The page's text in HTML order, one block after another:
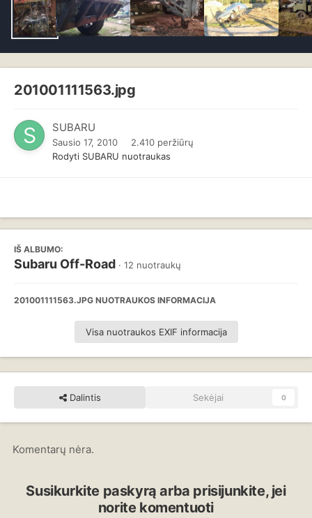
201001111563.jpg
SUBARU
Sausio 17, 2010
2.410 peržiūrų
Rodyti SUBARU nuotraukas
IŠ ALBUMO:
Subaru Off-Road · 12 nuotraukų
201001111563.JPG NUOTRAUKOS INFORMACIJA
Visa nuotraukos EXIF informacija
Dalintis Sekėjai 0
Komentarų nėra.
Susikurkite paskyrą arba prisijunkite, jei
norite komentuoti